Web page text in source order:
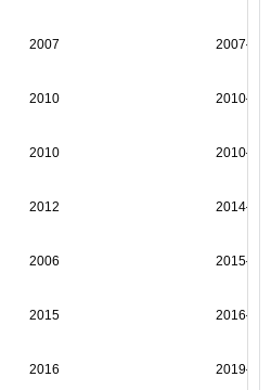
2007
2010
2010
2012
2006
2015
2016